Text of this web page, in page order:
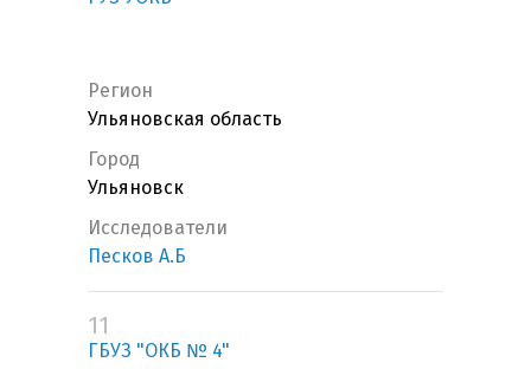
Регион
Ульяновская область
Город
Ульяновск
Исследователи
Песков А.Б
11
ГБУЗ "ОКБ № 4"